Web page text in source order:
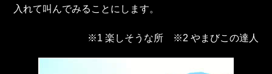
入れて叫んでみることにします。
※1 楽しそうな所 ※2 やまびこの達人